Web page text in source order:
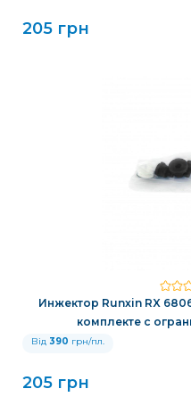
205 грн
Инжектор Runxin RX
комплекте с
Від 390 грн/пл.
205 грн